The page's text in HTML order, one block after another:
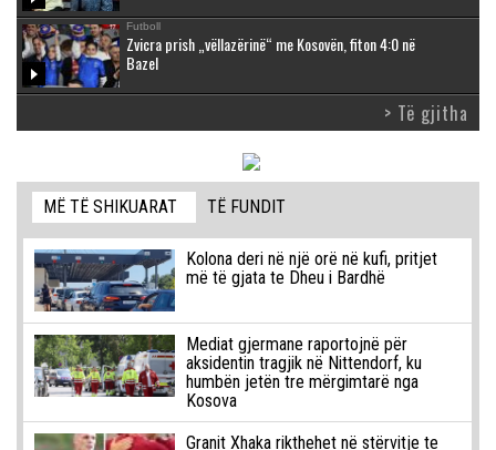
Futboll
Zvicra prish „vëllazërinë“ me Kosovën, fiton 4:0 në
Bazel
> Të gjitha
MË TË SHIKUARAT TË FUNDIT
Kolona deri në një orë në kufi, pritjet
më të gjata te Dheu i Bardhë
Mediat gjermane raportojnë për
aksidentin tragjik në Nittendorf, ku
humbën jetën tre mërgimtarë nga
Kosova
Granit Xhaka rikthehet në stërvitje te